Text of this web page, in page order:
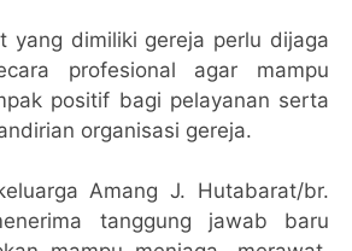
yang dimiliki gereja perlu dijaga
profesional agar mampu
positif bagi pelayanan serta
organisasi gereja.
Amang J. Hutabarat/br.
tanggung jawab baru